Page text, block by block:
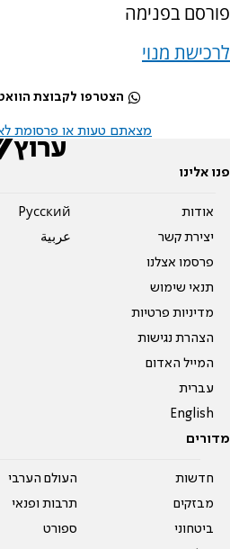
פורסם בפנימה
לרכישת מנוי
הצטרפו לקבוצת
מצאתם טעות או פרסומת לא
פנו אלינו
אודות
יצירת קשר
פרסמו אצלנו
תנאי שימוש
מדיניות פרטיות
הצהרת נגישות
המייל האדום
עברית
English
Pусский
عربية
מדורים
חדשות
מבזקים
ביטחוני
העולם הערבי
תרבות ופנאי
ספורט